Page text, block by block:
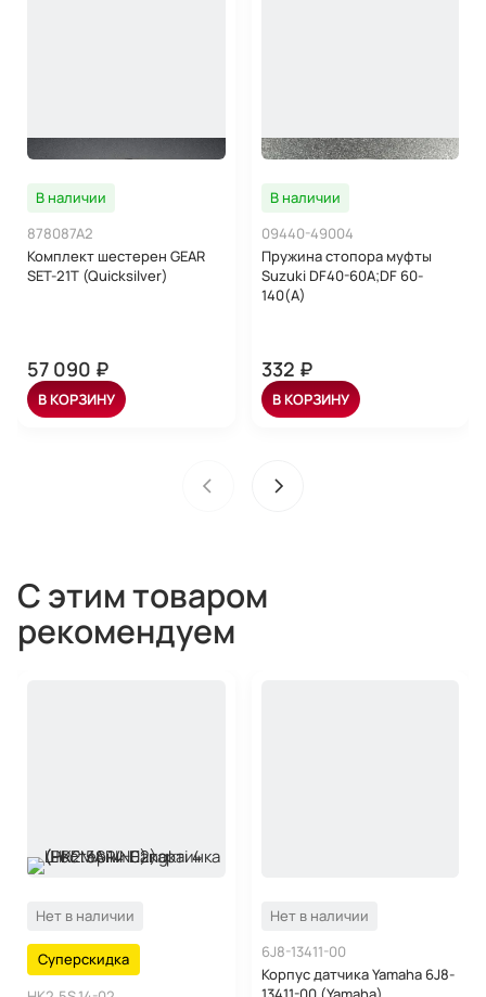
В наличии
878087A2
Комплект шестерен GEAR
SET-21T (Quicksilver)
57 090 ₽
В КОРЗИНУ
В наличии
09440-49004
Пружина стопора муфты
Suzuki DF40-60A;DF 60-
140(A)
332 ₽
В КОРЗИНУ
С этим товаром
рекомендуем
Нет в наличии
Суперскидка
Нет в наличии
6J8-13411-00
Корпус датчика Yamaha 6J8-